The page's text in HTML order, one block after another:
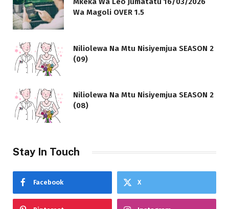
Wa Magoli OVER 1.5
Niliolewa Na Mtu Nisiyemjua SEASON 2
(09)
Niliolewa Na Mtu Nisiyemjua SEASON 2
(08)
Stay In Touch
Facebook X